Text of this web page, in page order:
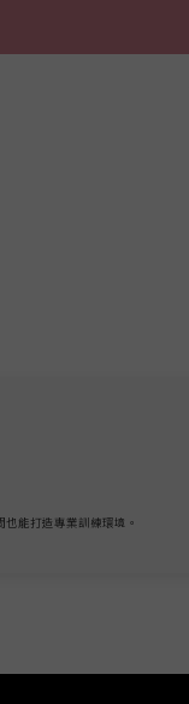
能打造專業訓練環境。